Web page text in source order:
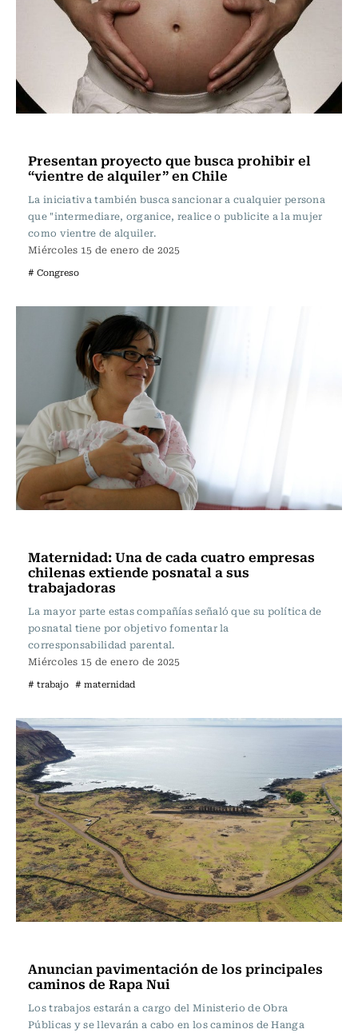
Presentan proyecto que busca prohibir el
“vientre de alquiler” en Chile
La iniciativa también busca sancionar a cualquier persona
que "intermediare, organice, realice o publicite a la mujer
como vientre de alquiler.
Miércoles 15 de enero de 2025
# Congreso
Maternidad: Una de cada cuatro empresas
chilenas extiende posnatal a sus
trabajadoras
La mayor parte estas compañías señaló que su política de
posnatal tiene por objetivo fomentar la
corresponsabilidad parental.
Miércoles 15 de enero de 2025
# trabajo # maternidad
Anuncian pavimentación de los principales
caminos de Rapa Nui
Los trabajos estarán a cargo del Ministerio de Obra
Públicas y se llevarán a cabo en los caminos de Hanga